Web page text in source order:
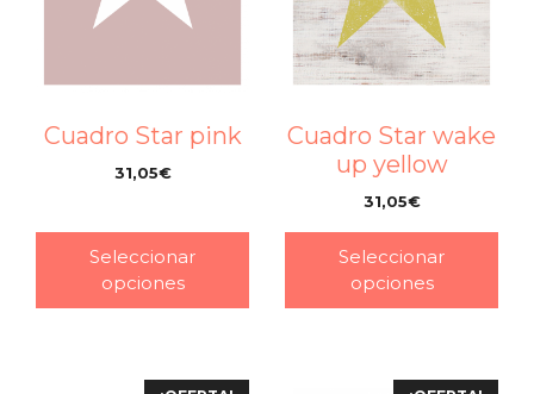
Cuadro Star pink
31,05€
Seleccionar
opciones
Cuadro Star wake
up yellow
31,05€
Seleccionar
opciones